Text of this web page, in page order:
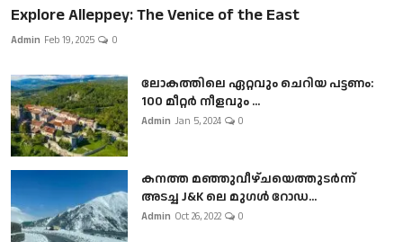
Explore Alleppey: The Venice of the East
Admin Feb 19, 2025 0
ലോകത്തിലെ ഏറ്റവും ചെറിയ പട്ടണം:
100 മീറ്റർ നീളവും ...
Admin Jan 5, 2024 0
കനത്ത മഞ്ഞുവീഴ്ചയെത്തുടർന്ന്
അടച്ച J&K ലെ മുഗൾ റോഡ...
Admin Oct 26, 2022 0